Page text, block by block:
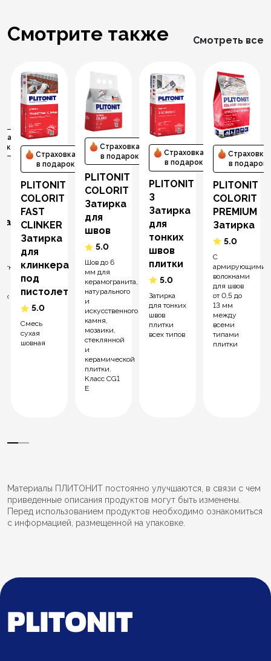
Смотрите также Смотреть все
Страховка
в подарок
PLITONIT
COLORIT
FAST
CLINKER
Затирка
для
клинкера
под
пистолет
5.0
Смесь
сухая
шовная
Страховка
в подарок
PLITONIT
COLORIT
Затирка
для
швов
5.0
Шов до 6
мм для
керамогранита,
натурального
и
искусственного
камня,
мозаики,
стеклянной
и
керамической
плитки.
Класс CG1
E
Страховка
в подарок
PLITONIT
З
Затирка
для
тонких
швов
плитки
5.0
Затирка
для тонких
швов
плитки
всех типов
Страховка
в подарок
PLITONIT
СOLORIT
PREMIUM
Затирка
5.0
С
армирующими
волокнами
для швов
от 0,5 до
13 мм
между
всеми
типами
плитки
Материалы ПЛИТОНИТ постоянно улучшаются, в связи с чем
приведенные описания продуктов могут быть изменены.
Перед использованием продуктов необходимо ознакомиться
с информацией, размещенной на упаковке.